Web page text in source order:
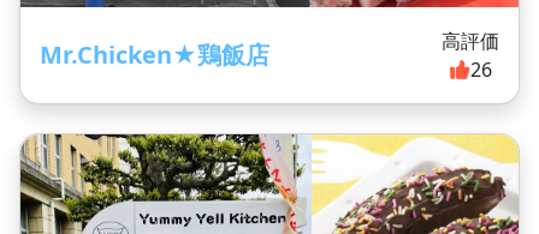
Mr.Chicken★鶏飯店
高評価
26